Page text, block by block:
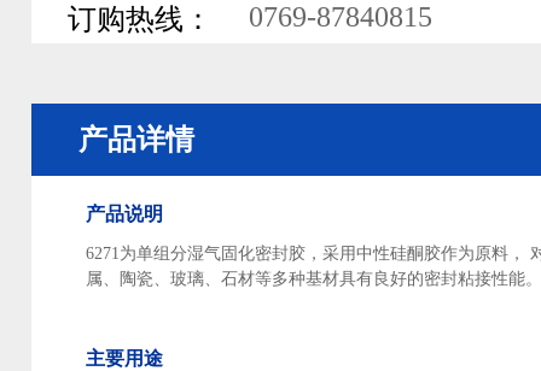
订购热线：
0769-87840815
产品详情
产品说明
6271为单组分湿气固化密封胶，采用中性硅酮胶作为原料，
属、陶瓷、玻璃、石材等多种基材具有良好的密封粘接性能。
主要用途